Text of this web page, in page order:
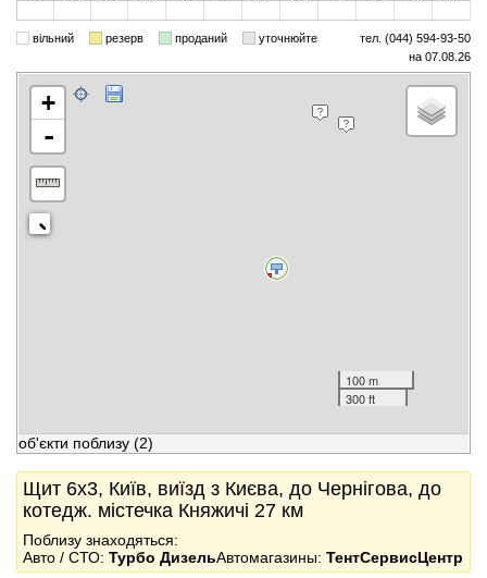
вільний резерв проданий уточнюйте
тел. (044) 594-93-50
на 07.08.26
+
-
100 m
300 ft
об'єкти поблизу (2)
Щит 6x3, Київ, виїзд з Києва, до Чернігова, до
котедж. містечка Княжичі 27 км
Поблизу знаходяться:
Авто / СТО: Турбо ДизельАвтомагазины: ТентСервисЦентр